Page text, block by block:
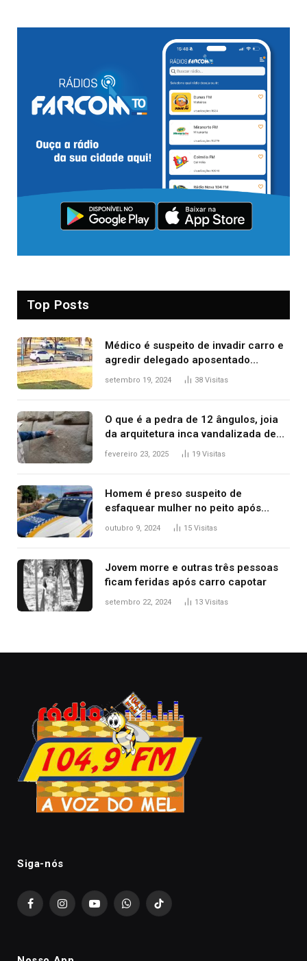
Top Posts
Médico é suspeito de invadir carro e
agredir delegado aposentado
durante confusão no trânsito
setembro 19, 2024 38 Visitas
O que é a pedra de 12 ângulos, joia
da arquitetura inca vandalizada de
forma irrecuperável
fevereiro 23, 2025 19 Visitas
Homem é preso suspeito de
esfaquear mulher no peito após
discussão por causa de drogas, diz
outubro 9, 2024 15 Visitas
Jovem morre e outras três pessoas
ficam feridas após carro capotar
setembro 22, 2024 13 Visitas
Siga-nós
FacebookInstagramYouTubeWhatsAppTikTok